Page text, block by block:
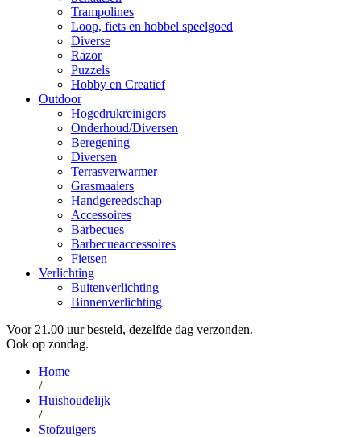
Trampolines
Loop, fiets en hobbel speelgoed
Diverse
Razor
Puzzels
Hobby en Creatief
Outdoor
Hogedrukreinigers
Onderhoud/Diversen
Beregening
Diversen
Terrasverwarmer
Grasmaaiers
Handgereedschap
Accessoires
Barbecues
Barbecueaccessoires
Fietsen
Verlichting
Buitenverlichting
Binnenverlichting
Voor 21.00 uur besteld, dezelfde dag verzonden.
Ook op zondag.
Home
/
Huishoudelijk
/
Stofzuigers